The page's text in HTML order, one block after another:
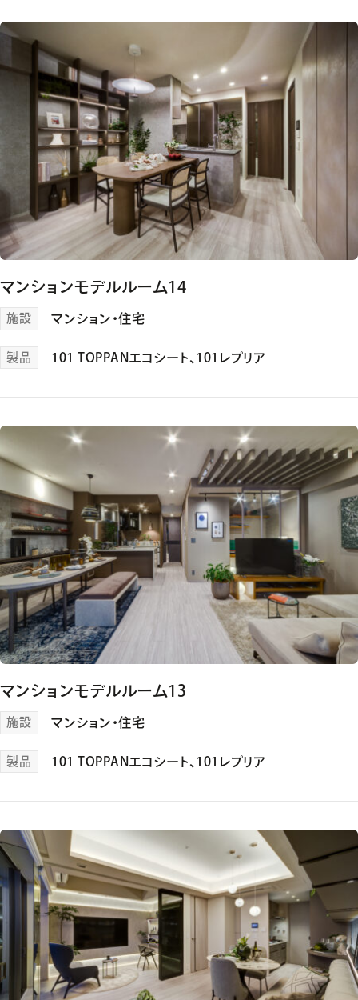
マンションモデルルーム14
施設 マンション・住宅
製品 101 TOPPANエコシート、 101レプリア
マンションモデルルーム13
施設 マンション・住宅
製品 101 TOPPANエコシート、 101レプリア